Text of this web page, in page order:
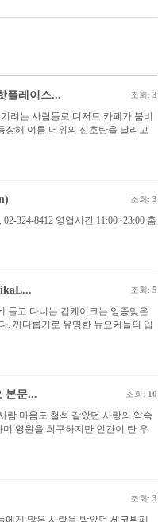
플레이스... 조회: 3
려는 사람들로 디저트 카페가 붐비
장해 여름 더위의 신호탄을 날리고
조회: 3
324-8412 영업시간 11:00~23:00 홈
조회: 5
들고 다니는 컵케이크는 앙증맞은
. 까다롭기로 유명한 뉴요커들의 입
본문... 조회: 10
람 마음도 철석 같았던 사랑의 약속
영원을 희구하지만 인간이 탄 우
조회: 3
게 많은 사랑을 받았던 세코뷔페